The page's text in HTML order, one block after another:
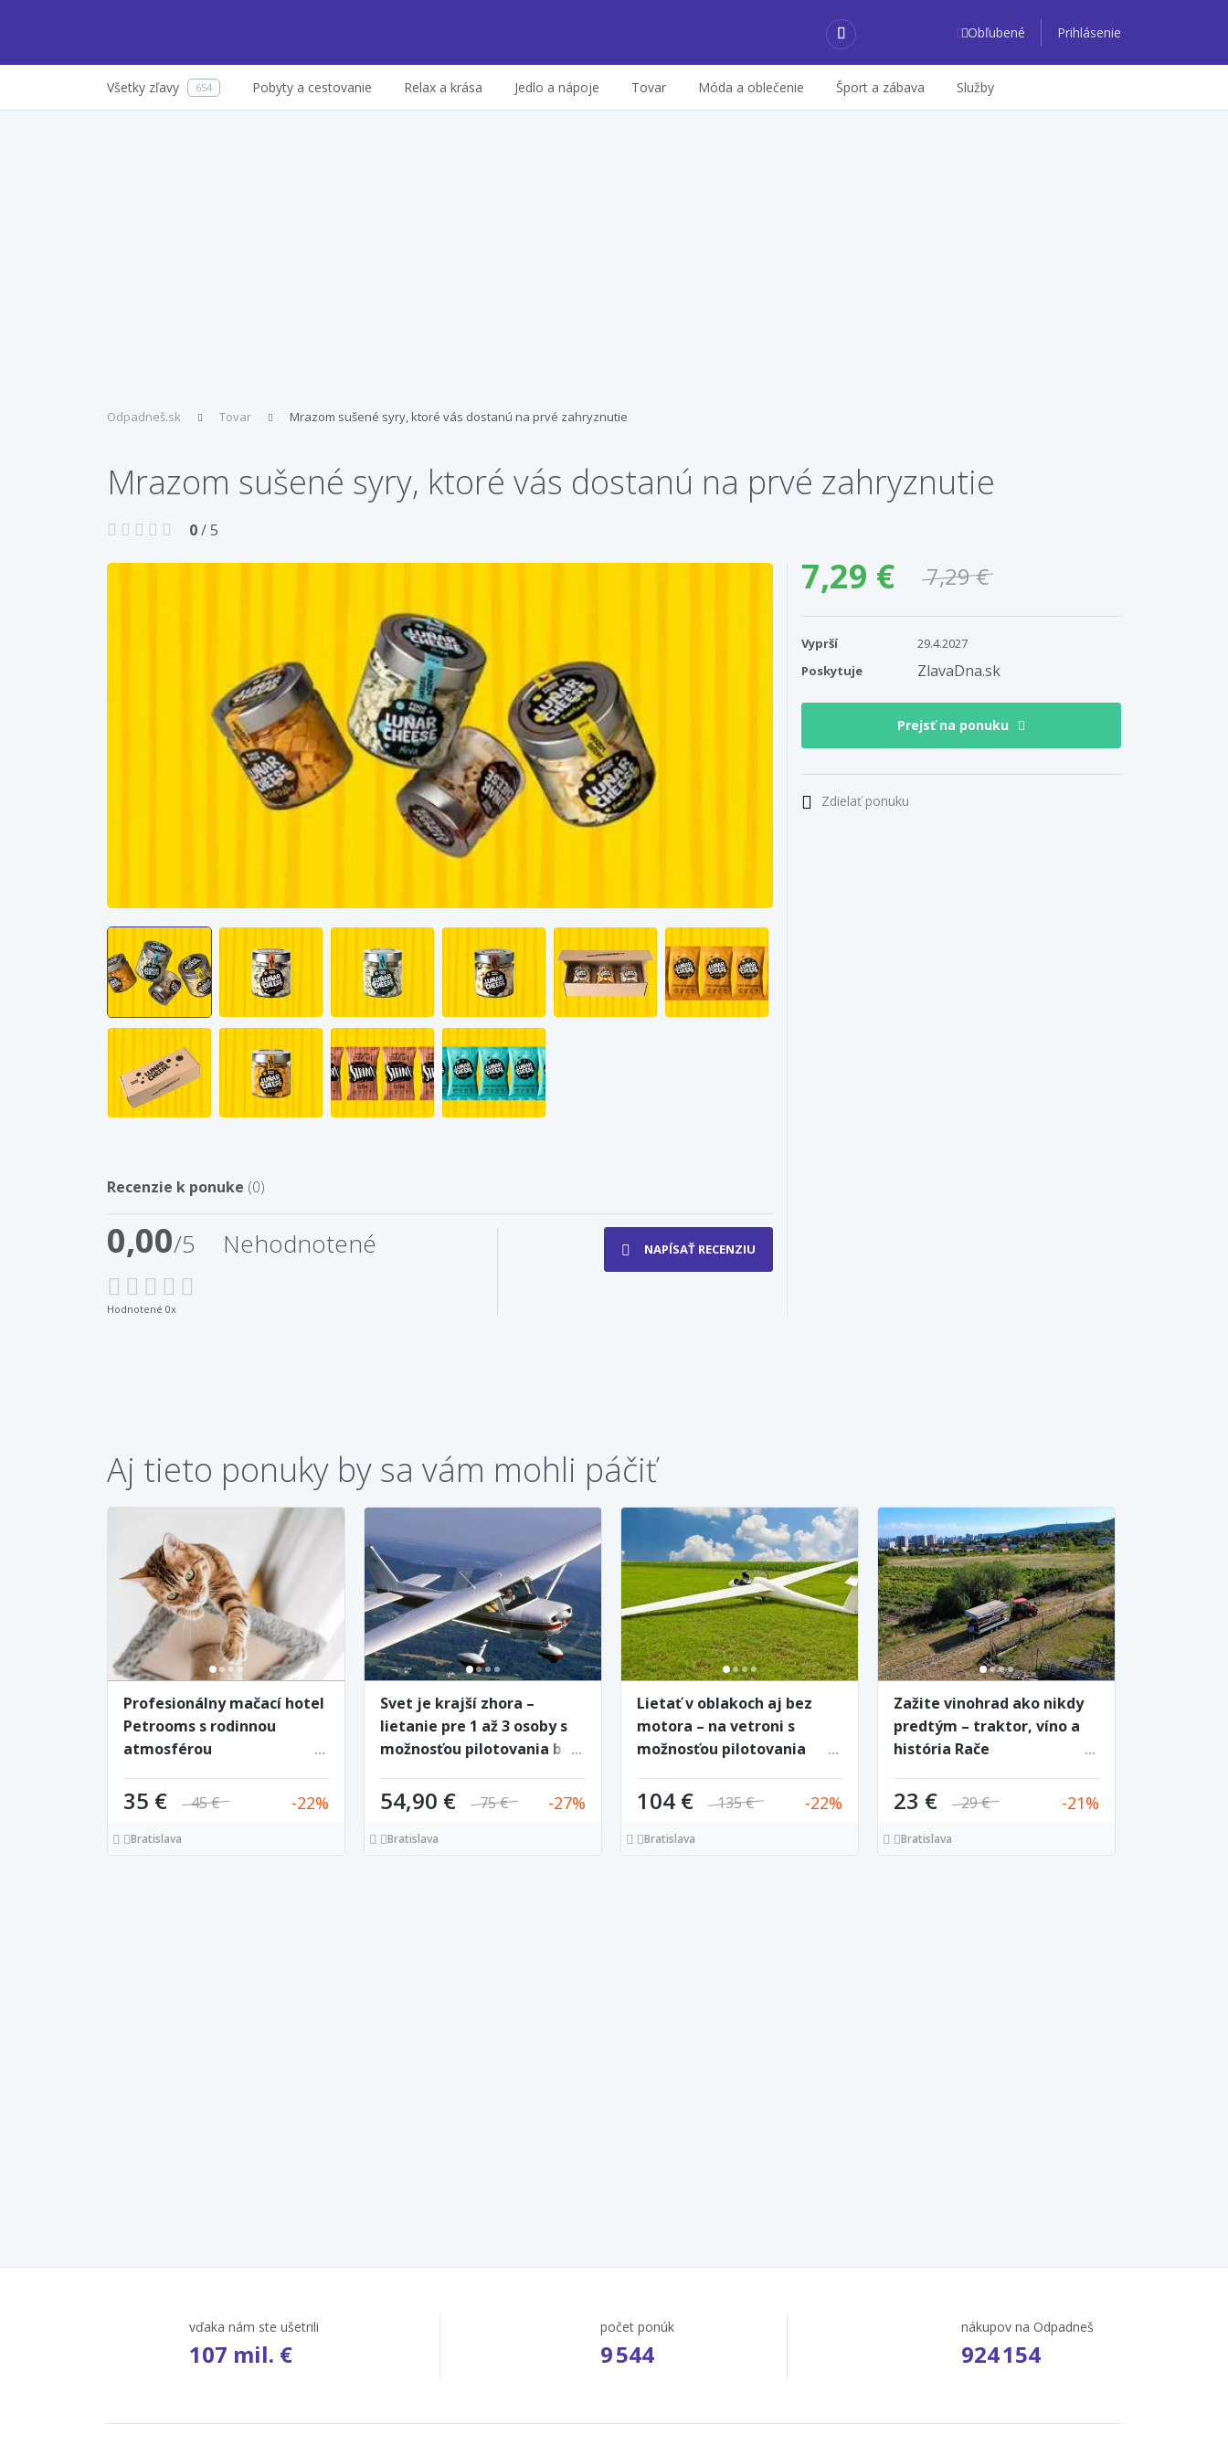
Obľubené Prihlásenie
Všetky zľavy 654 Pobyty a cestovanie Relax a krása Jedlo a nápoje Tovar Móda a oblečenie Šport a zábava Služby
Odpadneš.sk Tovar Mrazom sušené syry, ktoré vás dostanú na prvé zahryznutie
Mrazom sušené syry, ktoré vás dostanú na prvé zahryznutie
0/ 5
Recenzie k ponuke (0)
0,00/5 Nehodnotené
Hodnotené 0x
NAPÍSAŤ RECENZIU
7,29 € 7,29 €
Vyprší
29.4.2027
Poskytuje
ZlavaDna.sk
Prejsť na ponuku
Zdielať ponuku
Aj tieto ponuky by sa vám mohli páčiť
Profesionálny mačací hotel
Petrooms s rodinnou
atmosférou
35 € 45 € 22
Bratislava
Svet je krajší zhora –
lietanie pre 1 až 3 osoby s
možnosťou pilotovania bez
54,90 € 75 € 27
Bratislava
Lietať v oblakoch aj bez
motora – na vetroni s
možnosťou pilotovania
104 € 135 € 22
Bratislava
Zažite vinohrad ako nikdy
predtým – traktor, víno a
história Rače
23 € 29 € 21
Bratislava
vďaka nám ste ušetrili
107 mil. €
počet ponúk
9 544
nákupov na Odpadneš
924 154